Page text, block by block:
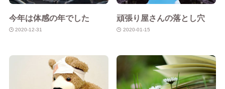
今年は体感の年でした
2020-12-31
頑張り屋さんの落とし穴
2020-01-15